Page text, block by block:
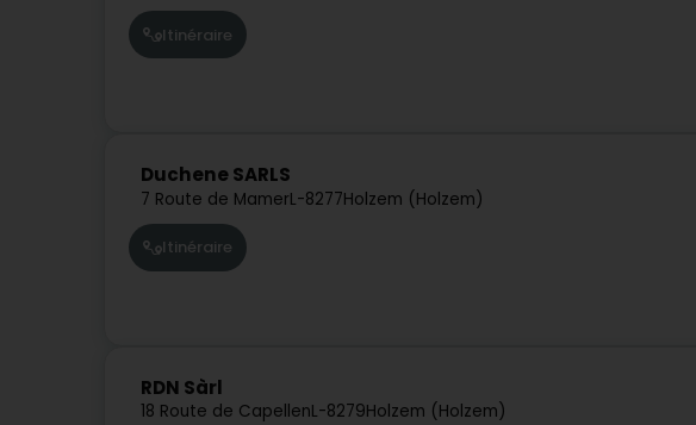
Itinéraire
Duchene SARLS
7 Route de MamerL-8277Holzem (Holzem)
Itinéraire
RDN Sàrl
18 Route de CapellenL-8279Holzem (Holzem)